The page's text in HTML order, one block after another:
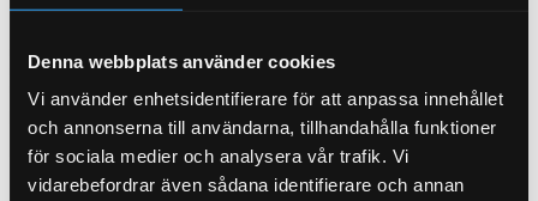
Denna webbplats använder cookies
Vi använder enhetsidentifierare för att anpassa innehållet
och annonserna till användarna, tillhandahålla funktioner
för sociala medier och analysera vår trafik. Vi
vidarebefordrar även sådana identifierare och annan